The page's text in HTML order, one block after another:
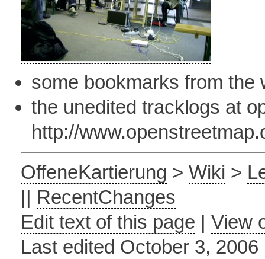
some bookmarks from
the unedited tracklogs at
http://
OffeneKartierung > Wiki >
|| RecentChanges
Edit text of this page | View
Last edited October 3,